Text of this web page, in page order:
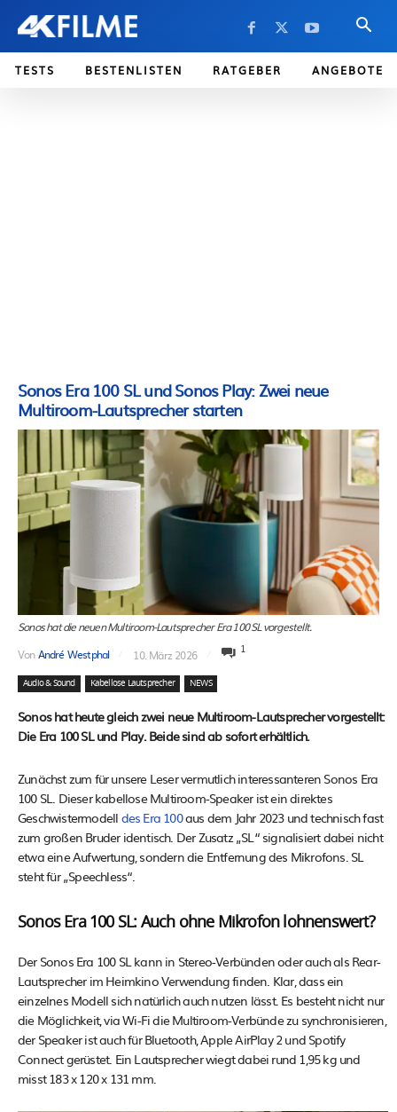
TESTS BESTENLISTEN RATGEBER ANGEBOTE
Sonos Era 100 SL und Sonos Play: Zwei neue
Multiroom-Lautsprecher starten
Sonos hat die neuen Multiroom-Lautsprecher Era 100 SL vorgestellt.
VonAndré Westphal 10. März 2026 1
Audio & Sound Kabellose Lautsprecher NEWS
Sonos hat heute gleich zwei neue Multiroom-Lautsprecher vorgestellt:
Die Era 100 SL und Play. Beide sind ab sofort erhältlich.
Zunächst zum für unsere Leser vermutlich interessanteren Sonos Era
100 SL. Dieser kabellose Multiroom-Speaker ist ein direktes
Geschwistermodell des Era 100aus dem Jahr 2023 und technisch fast
zum großen Bruder identisch. Der Zusatz „SL“ signalisiert dabei nicht
etwa eine Aufwertung, sondern die Entfernung des Mikrofons. SL
steht für „Speechless“.
Sonos Era 100 SL: Auch ohne Mikrofon lohnenswert?
Der Sonos Era 100 SL kann in Stereo-Verbünden oder auch als Rear-
Lautsprecher im Heimkino Verwendung finden. Klar, dass ein
einzelnes Modell sich natürlich auch nutzen lässt. Es besteht nicht nur
die Möglichkeit, via Wi-Fi die Multiroom-Verbünde zu synchronisieren,
der Speaker ist auch für Bluetooth, Apple AirPlay 2 und Spotify
Connect gerüstet. Ein Lautsprecher wiegt dabei rund 1,95 kg und
misst 183 x 120 x 131 mm.